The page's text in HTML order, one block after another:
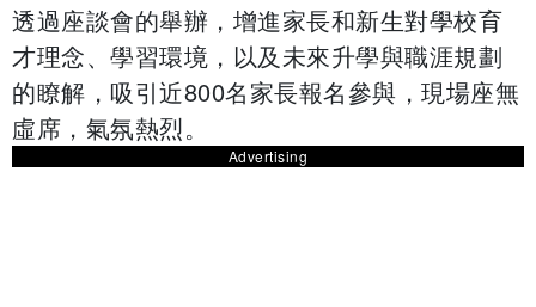
透過座談會的舉辦，增進家長和新生對學校育
才理念、學習環境，以及未來升學與職涯規劃
的瞭解，吸引近800名家長報名參與，現場座無
虛席，氣氛熱烈。
Advertising